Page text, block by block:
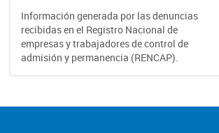
Información generada por las denuncias
recibidas en el Registro Nacional de
empresas y trabajadores de control de
admisión y permanencia (RENCAP).